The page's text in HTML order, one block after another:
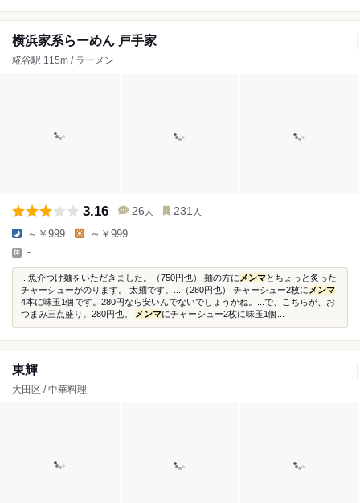
横浜家系らーめん 戸手家
糀谷駅 115m / ラーメン
3.16 26 人 231 人
～￥999 ～￥999
-
...魚介つけ麺をいただきました。（750円也） 麺の方に メンマとちょっと炙った
チャーシューがのります。 太麺です。...（280円也） チャーシュー2枚に メンマ
4本に味玉1個です。280円なら安いんでないでしょうかね。...で、こちらが、お
つまみ三点盛り。280円也。
メンマにチャーシュー2枚に味玉1個...
東輝
大田区 / 中華料理